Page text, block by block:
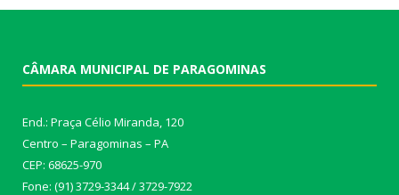
CÂMARA MUNICIPAL DE PARAGOMINAS
End.: Praça Célio Miranda, 120
Centro – Paragominas – PA
CEP: 68625-970
Fone: (91) 3729-3344 / 3729-7922